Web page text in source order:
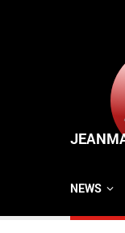
NEWS